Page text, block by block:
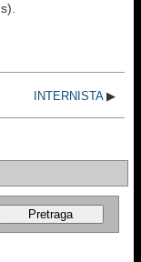
INTERNISTA▶